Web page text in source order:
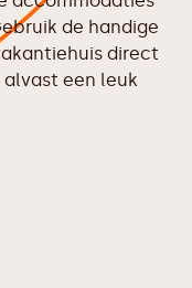
de handige
direct
een leuk